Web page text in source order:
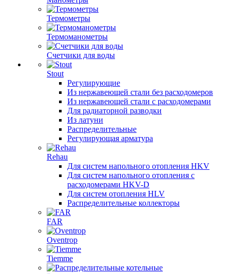
Термометры
Термоманометры
Счетчики для воды
Stout
Регулирующие
Из нержавеющей стали без расходомеров
Из нержавеющей стали с расходомерами
Для радиаторной разводки
Из латуни
Распределительные
Регулирующая арматура
Rehau
Для систем напольного отопления HKV
Для систем напольного отопления с
расходомерами HKV-D
Для систем отопления HLV
Распределительные коллекторы
FAR
Oventrop
Tiemme